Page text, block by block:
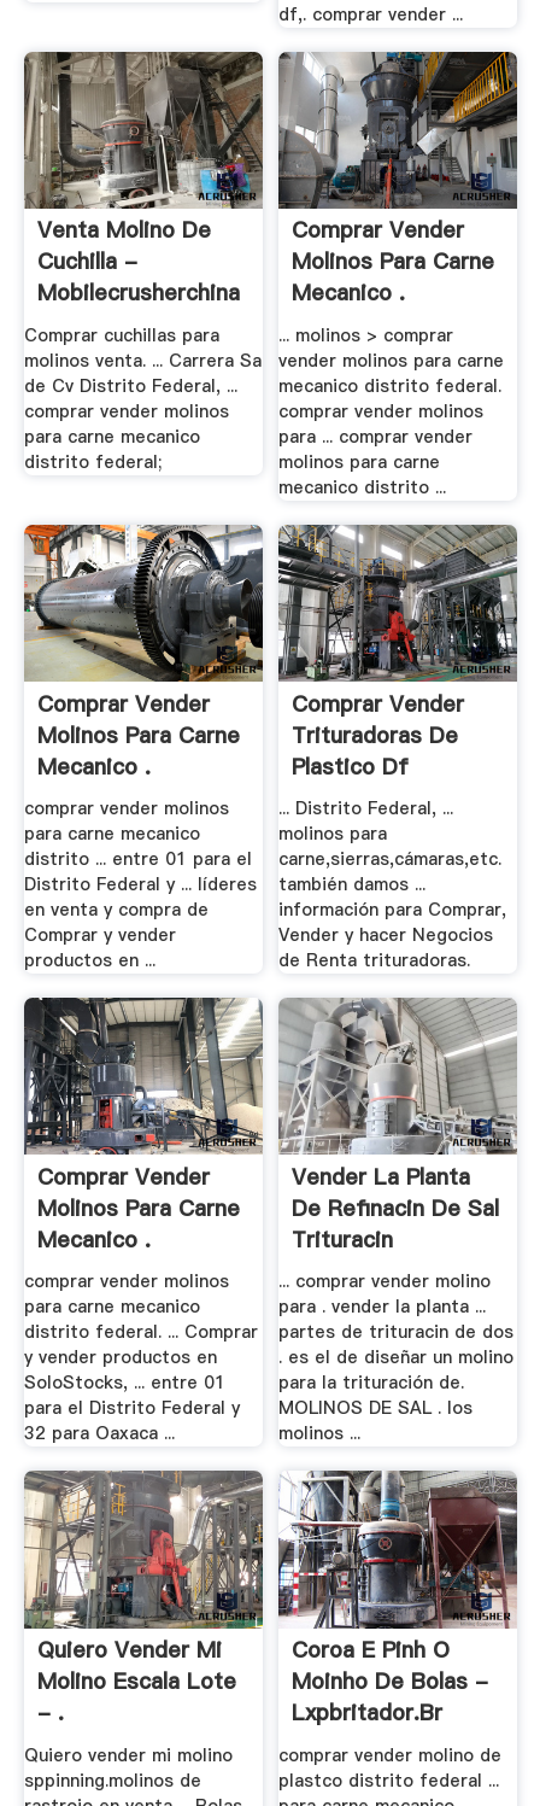
df,. comprar vender ...
Venta Molino De
Cuchilla -
Mobilecrusherchina
Comprar cuchillas para
molinos venta. ... Carrera Sa
de Cv Distrito Federal, ...
comprar vender molinos
para carne mecanico
distrito federal;
Comprar Vender
Molinos Para Carne
Mecanico .
... molinos > comprar
vender molinos para carne
mecanico distrito federal.
comprar vender molinos
para ... comprar vender
molinos para carne
mecanico distrito ...
Comprar Vender
Molinos Para Carne
Mecanico .
comprar vender molinos
para carne mecanico
distrito ... entre 01 para el
Distrito Federal y ... líderes
en venta y compra de
Comprar y vender
productos en ...
Comprar Vender
Trituradoras De
Plastico Df
... Distrito Federal, ...
molinos para
carne,sierras,cámaras,etc.
también damos ...
información para Comprar,
Vender y hacer Negocios
de Renta trituradoras.
Comprar Vender
Molinos Para Carne
Mecanico .
comprar vender molinos
para carne mecanico
distrito federal. ... Comprar
y vender productos en
SoloStocks, ... entre 01
para el Distrito Federal y
32 para Oaxaca ...
Vender La Planta
De Refinacin De Sal
Trituracin
... comprar vender molino
para . vender la planta ...
partes de trituracin de dos
. es el de diseñar un molino
para la trituración de.
MOLINOS DE SAL . los
molinos ...
Quiero Vender Mi
Molino Escala Lote
- .
Quiero vender mi molino
sppinning.molinos de
Coroa E Pinh O
Moinho De Bolas -
Lxpbritador.br
comprar vender molino de
plastco distrito federal ...